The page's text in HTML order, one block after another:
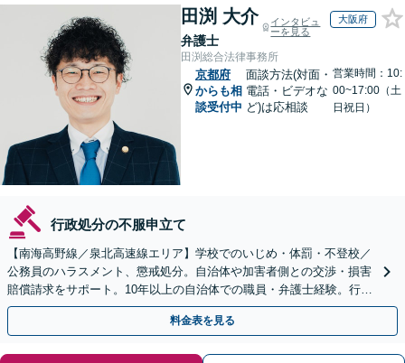
田渕 大介
弁護士
インタビュ
ーを見る
大阪府
田渕総合法律事務所
京都府
からも相
談受付中
面談方法(対面・
電話・ビデオな
ど)は応相談
営業時間：10:
00~17:00（土
日祝日）
行政処分の不服申立て
【南海高野線／泉北高速線エリア】学校でのいじめ・体罰・不登校／
公務員のハラスメント、懲戒処分。自治体や加害者側との交渉・損害
賠償請求をサポート。10年以上の自治体での職員・弁護士経験。行政
組織の動きを見据えて解決策をご提案【オンライン可】
料金表を見る